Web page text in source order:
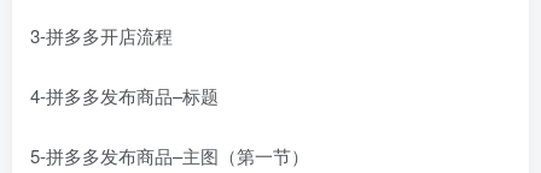
3-拼多多开店流程
4-拼多多发布商品–标题
5-拼多多发布商品–主图（第一节）